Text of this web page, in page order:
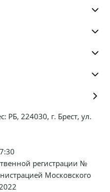
РБ, 224030, г. Брест, ул.
регистрации №
Московского